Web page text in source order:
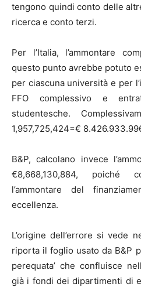
tengono quindi conto delle
ricerca e conto terzi.
Per l’Italia, l’ammontare
questo punto avrebbe potuto
per ciascuna università e per
FFO complessivo e
studentesche.
1,957,725,424=€
B&P, calcolano invece
€8,668,130,884, poiché
l’ammontare del
eccellenza.
L’origine dell’errore si vede
riporta il foglio usato da B&P
perequata’ che confluisce
già i fondi dei dipartimenti di